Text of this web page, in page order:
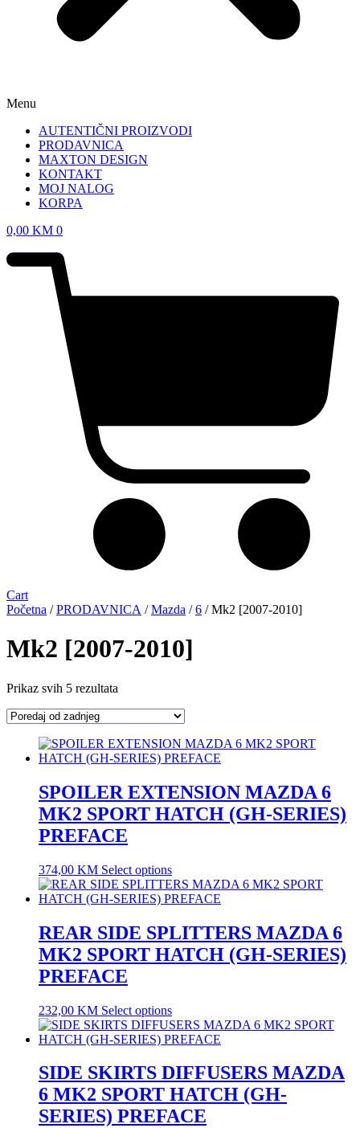
Menu
AUTENTIČNI PROIZVODI
PRODAVNICA
MAXTON DESIGN
KONTAKT
MOJ NALOG
KORPA
0,00 KM 0
Cart
Početna /PRODAVNICA /Mazda /6 / Mk2 [2007-2010]
Mk2 [2007-2010]
Prikaz svih 5 rezultata
SPOILER EXTENSION MAZDA 6
MK2 SPORT HATCH (GH-SERIES)
PREFACE
374,00 KM Select options
REAR SIDE SPLITTERS MAZDA 6
MK2 SPORT HATCH (GH-SERIES)
PREFACE
232,00 KM Select options
SIDE SKIRTS DIFFUSERS MAZDA
6 MK2 SPORT HATCH (GH-
SERIES) PREFACE